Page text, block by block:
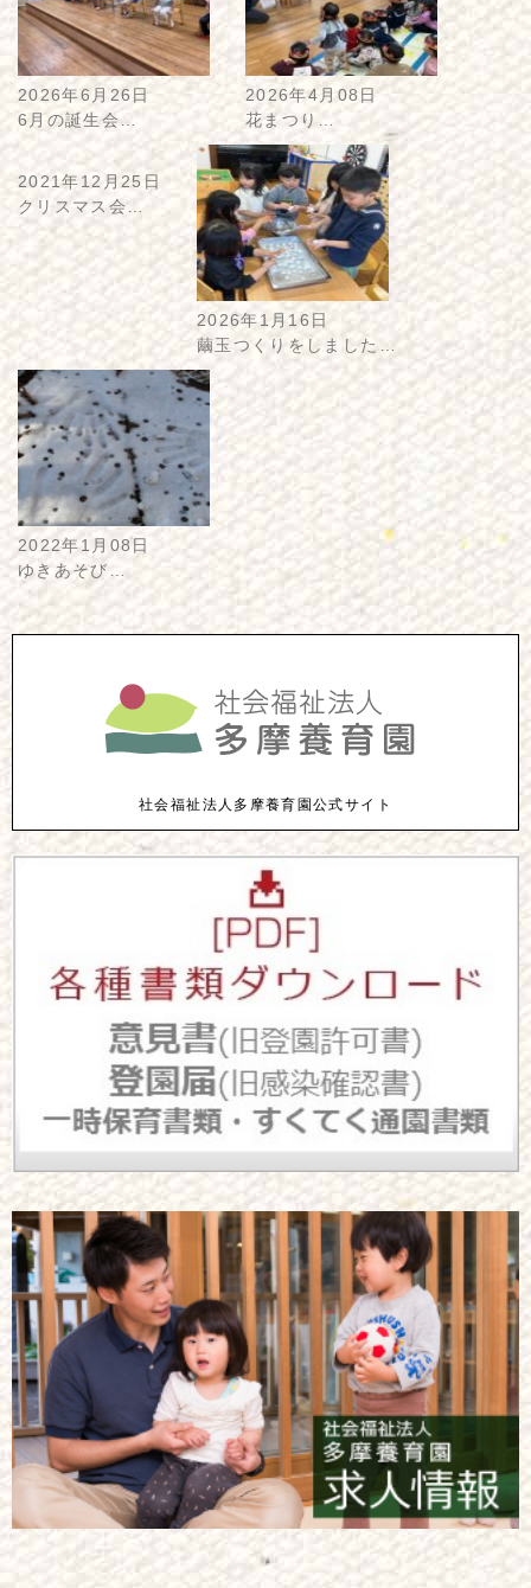
2026年6月26日
6月の誕生会…
2026年4月08日
花まつり…
2021年12月25日
クリスマス会…
2026年1月16日
繭玉つくりをしました…
2022年1月08日
ゆきあそび…
社会福祉法人多摩養育園公式サイト